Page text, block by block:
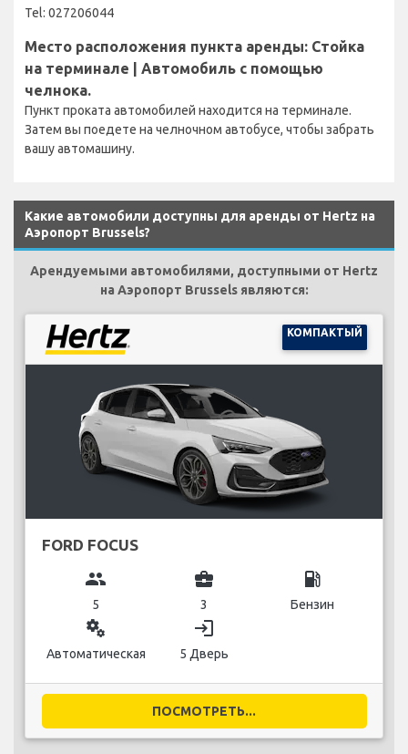
Tel: 027206044
Место расположения пункта аренды: Стойка
на терминале | Автомобиль с помощью
челнока.
Пункт проката автомобилей находится на терминале.
Затем вы поедете на челночном автобусе, чтобы забрать
вашу автомашину.
Какие автомобили доступны для аренды от Hertz на
Аэропорт Brussels?
Арендуемыми автомобилями, доступными от Hertz
на Аэропорт Brussels являются:
КОМПАКТЫЙ
FORD FOCUS
group
5
business_center
3
local_gas_station
Бензин
miscellaneous_services
Автоматическая
login
5 Дверь
ПОСМОТРЕТЬ...